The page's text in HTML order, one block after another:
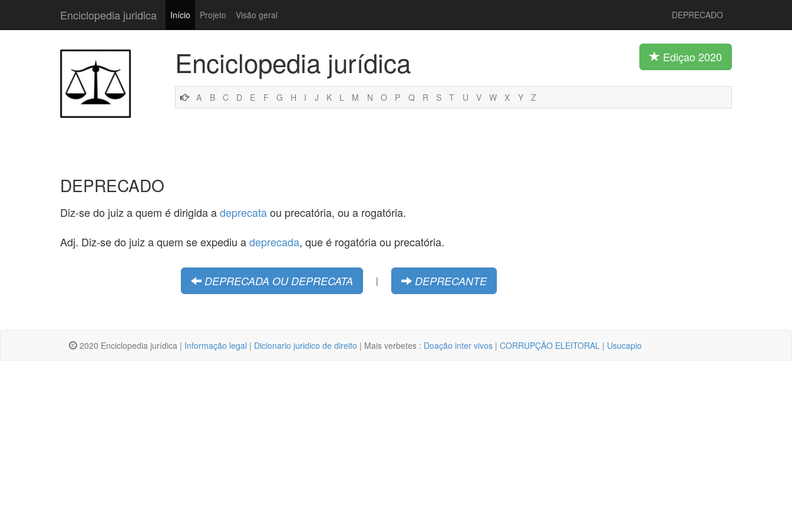
Enciclopedia juridica Início Projeto Visão geral DEPRECADO
Enciclopedia jurídica Ediçao 2020
A B C D E F G H I J K L M N O P Q R S T U V W X Y Z
DEPRECADO
Diz-se do juiz a quem é dirigida adeprecataou precatória, ou a rogatória.
Adj. Diz-se do juiz a quem se expediu adeprecada, que é rogatória ou precatória.
DEPRECADA OU DEPRECATA | DEPRECANTE
2020 Enciclopedia jurídica | Informação legal | Dicionario juridico de direito | Mais verbetes : Doação inter vivos | CORRUPÇÃO ELEITORAL | Usucapio